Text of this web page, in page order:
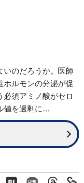
いのだろうか。医師
ホルモンの分泌が促
必須アミノ酸がセロ
値を過剰に…